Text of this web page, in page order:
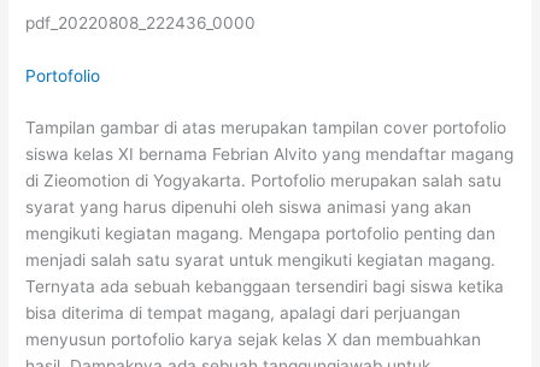
pdf_20220808_222436_0000
Portofolio
Tampilan gambar di atas merupakan tampilan cover portofolio
siswa kelas XI bernama Febrian Alvito yang mendaftar magang
di Zieomotion di Yogyakarta. Portofolio merupakan salah satu
syarat yang harus dipenuhi oleh siswa animasi yang akan
mengikuti kegiatan magang. Mengapa portofolio penting dan
menjadi salah satu syarat untuk mengikuti kegiatan magang.
Ternyata ada sebuah kebanggaan tersendiri bagi siswa ketika
bisa diterima di tempat magang, apalagi dari perjuangan
menyusun portofolio karya sejak kelas X dan membuahkan